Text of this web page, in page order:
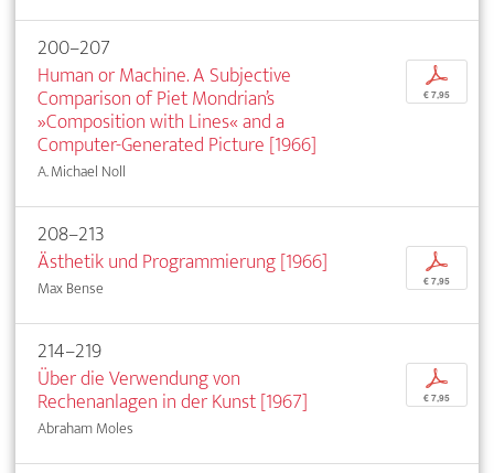
200–207
Human or Machine. A Subjective
Comparison of Piet Mondrian’s
»Composition with Lines« and a
Computer-Generated Picture [1966]
A. Michael Noll
p
€ 7,95
208–213
Ästhetik und Programmierung [1966]
Max Bense
p
€ 7,95
214–219
Über die Verwendung von
Rechenanlagen in der Kunst [1967]
Abraham Moles
p
€ 7,95